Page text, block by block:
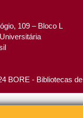
109 – Bloco L
BORE - Bibliotecas